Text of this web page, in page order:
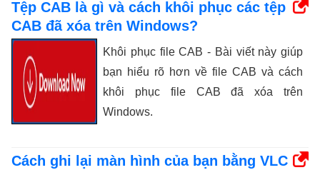
Tệp CAB là gì và cách khôi phục các tệp
CAB đã xóa trên Windows?
Khôi phục file CAB - Bài viết này giúp
bạn hiểu rõ hơn về file CAB và cách
khôi phục file CAB đã xóa trên
Windows.
Cách ghi lại màn hình của bạn bằng VLC